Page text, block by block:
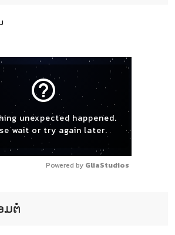
help_outline
unexpected happened.
wait or try again later.
Powered by GliaStudios
ມຕໍ່